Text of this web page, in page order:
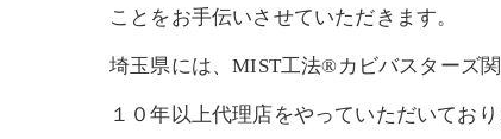
ことをお手伝いさせていただきます。
埼玉県には、MIST工法®カビバスターズ
１０年以上代理店をやっていただいてお